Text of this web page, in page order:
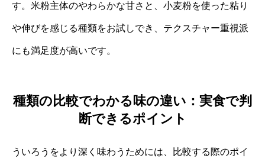
す。米粉主体のやわらかな甘さと、小麦粉を使った粘り
や伸びを感じる種類をお試しでき、テクスチャー重視派
にも満足度が高いです。
種類の比較でわかる味の違い：実食で判
断できるポイント
ういろうをより深く味わうためには、比較する際のポイ